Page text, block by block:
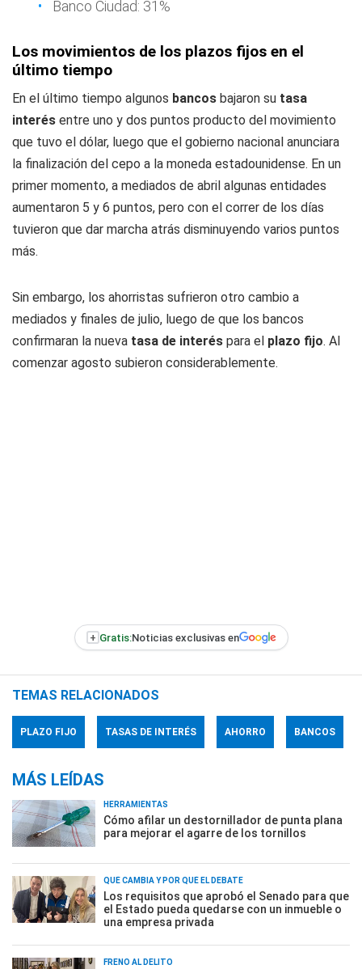
Banco Ciudad: 31%
Los movimientos de los plazos fijos en el
último tiempo
En el último tiempo algunos bancos bajaron su tasa
interés entre uno y dos puntos producto del movimiento
que tuvo el dólar, luego que el gobierno nacional anunciara
la finalización del cepo a la moneda estadounidense. En un
primer momento, a mediados de abril algunas entidades
aumentaron 5 y 6 puntos, pero con el correr de los días
tuvieron que dar marcha atrás disminuyendo varios puntos
más.
Sin embargo, los ahorristas sufrieron otro cambio a
mediados y finales de julio, luego de que los bancos
confirmaran la nueva tasa de interés para el plazo fijo. Al
comenzar agosto subieron considerablemente.
+ Gratis:Noticias exclusivas en
TEMAS RELACIONADOS
PLAZO FIJO TASAS DE INTERÉS AHORRO BANCOS
MÁS LEÍDAS
HERRAMIENTAS
Cómo afilar un destornillador de punta plana
para mejorar el agarre de los tornillos
QUÉ CAMBIA Y POR QUÉ EL DEBATE
Los requisitos que aprobó el Senado para que
el Estado pueda quedarse con un inmueble o
una empresa privada
FRENO AL DELITO